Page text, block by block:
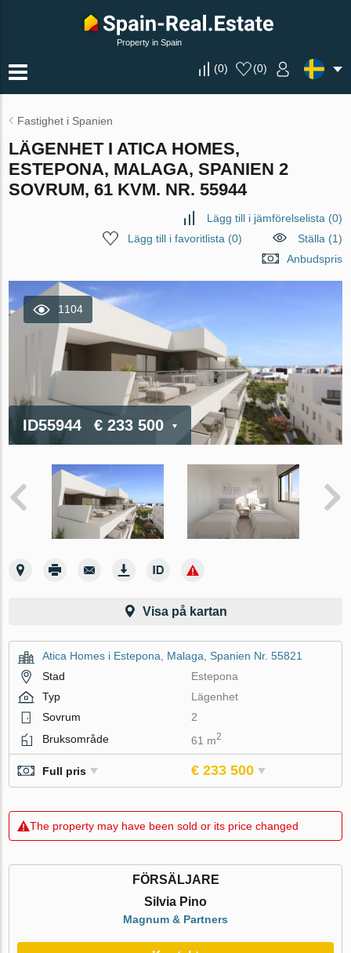
Property in Spain
(0) (0)
Fastighet i Spanien
LÄGENHET I ATICA HOMES,
ESTEPONA, MALAGA, SPANIEN 2
SOVRUM, 61 KVM. NR. 55944
Lägg till i jämförelselista (0)
Lägg till i favoritlista (0)
Ställa (1)
Anbudspris
1104
ID55944 € 233 500
Visa på kartan
Atica Homes i Estepona, Malaga, Spanien Nr. 55821
Stad
Estepona
Typ
Lägenhet
Sovrum
2
Bruksområde
61 m2
Full pris € 233 500
The property may have been sold or its price changed
FÖRSÄLJARE
Silvia Pino
Magnum & Partners